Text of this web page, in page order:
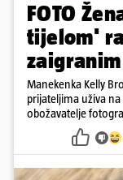
FOTO
tijelom'
Manekenka Kelly
prijateljima uživa
obožavatelje